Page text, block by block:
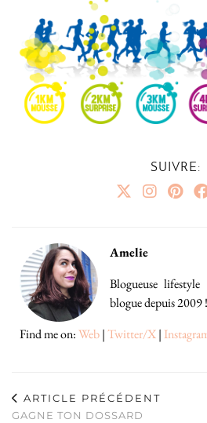
SUIVRE:
Amelie
Blogueuse
blogue depuis 2009 !
Find me on:Web|Twitter/X|
ARTICLE PRÉCÉDENT
GAGNE TON DOSSARD